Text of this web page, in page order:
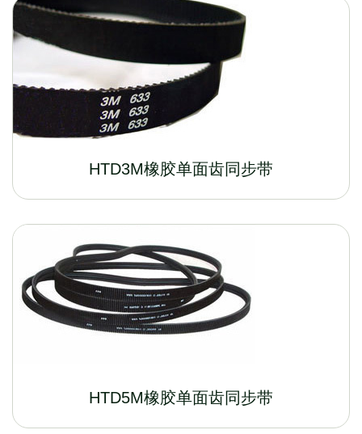
HTD3M橡胶单面齿同步带
HTD5M橡胶单面齿同步带